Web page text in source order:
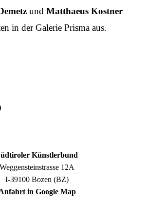
und Matthaeus Kostner
in der Galerie Prisma aus.
Künstlerbund
Weggensteinstrasse 12A
I-39100 Bozen (BZ)
in Google Map